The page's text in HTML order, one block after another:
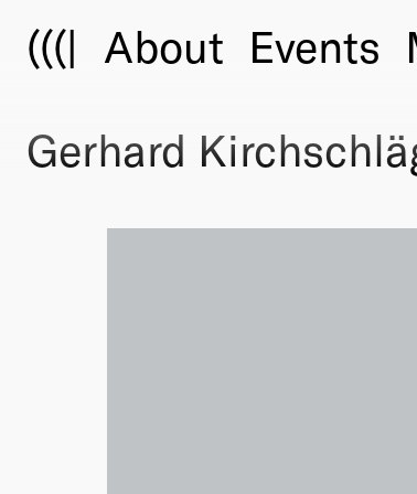
(((| About Events
Gerhard